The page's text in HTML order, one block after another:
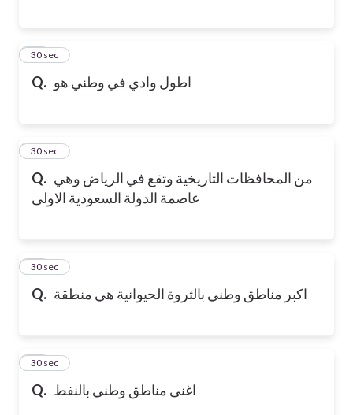
Q. اطول وادي في وطني هو
17
30 sec
Q. من المحافظات التاريخية وتقع في الرياض وهي
عاصمة الدولة السعودية الاولى
18
30 sec
Q. اكبر مناطق وطني بالثروة الحيوانية هي منطقة
19
30 sec
Q. اغنى مناطق وطني بالنفط
20
30 sec